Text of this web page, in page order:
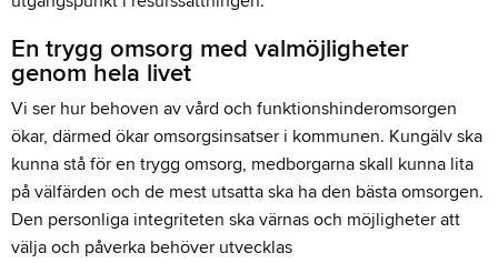
En trygg omsorg med valmöjligheter
genom hela livet
Vi ser hur behoven av vård och funktionshinderomsorgen
ökar, därmed ökar omsorgsinsatser i kommunen. Kungälv ska
kunna stå för en trygg omsorg, medborgarna skall kunna lita
på välfärden och de mest utsatta ska ha den bästa omsorgen.
Den personliga integriteten ska värnas och möjligheter att
välja och påverka behöver utvecklas